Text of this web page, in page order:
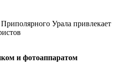
Урала привлекает
и фотоаппаратом